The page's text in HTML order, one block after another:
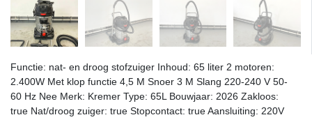
Functie: nat- en droog stofzuiger Inhoud: 65 liter 2 motoren:
2.400W Met klop functie 4,5 M Snoer 3 M Slang 220-240 V 50-
60 Hz Nee Merk: Kremer Type: 65L Bouwjaar: 2026 Zakloos:
true Nat/droog zuiger: true Stopcontact: true Aansluiting: 220V